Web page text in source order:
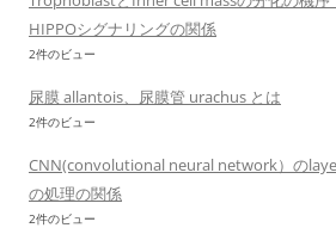
HIPPOシグナリングの関係
2件のビュー
尿膜 allantois、尿膜管 urachus とは
2件のビュー
CNN(convolutional neural network）の
の処理の関係
2件のビュー